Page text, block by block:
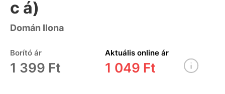
c á)
Domán Ilona
Borító ár
1 399 Ft
Aktuális online ár
1 049 Ft